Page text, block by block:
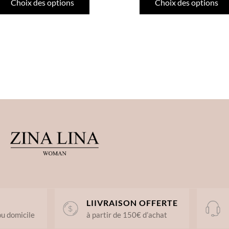
Choix des options Choix des options
domicile
LIIVRAISON OFFERTE
à partir de 150€ d’achat